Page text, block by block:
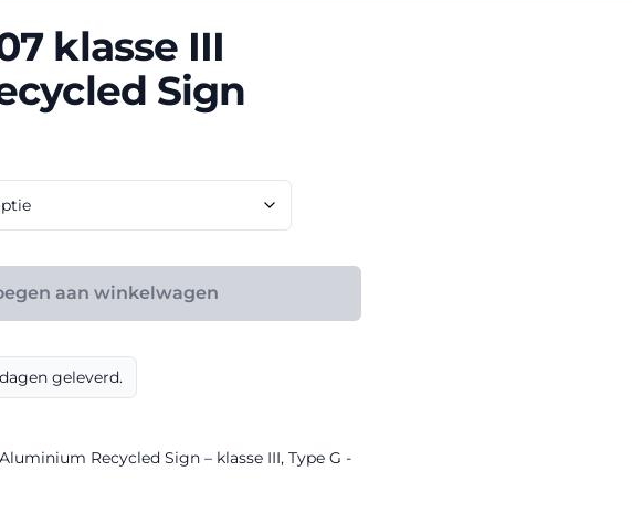
klasse III
Sign
aan winkelwagen
geleverd.
Aluminium Recycled Sign – klasse III, Type G -